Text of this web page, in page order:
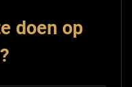
doen op